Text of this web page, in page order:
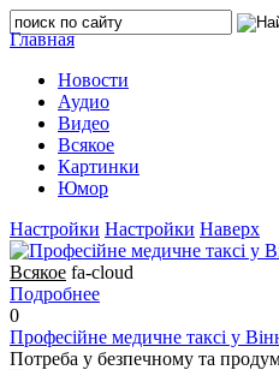
Главная
Новости
Аудио
Видео
Всякое
Картинки
Юмор
Настройки Настройки Наверх
Всякое fa-cloud
Подробнее
0
Професійне медичне таксі у
Потреба у безпечному та